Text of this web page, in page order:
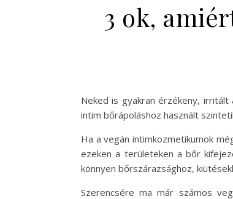
3 ok,
Neked is gyakran érzékeny,
intim bőrápoláshoz használt
Ha a vegán intimkozmetikumok
ezeken a területeken a bőr
könnyen bőrszárazsághoz,
Szerencsére ma már számos